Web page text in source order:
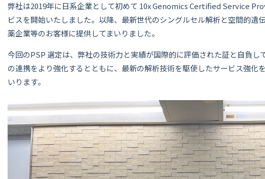
弊社は2019年に日系企業として初めて 10x Genomics Certified Service
ビスを開始いたしました。以降、最新世代のシングルセル解析と空間的遺
薬企業等のお客様に提供してまいりました。
今回のPSP 選定は、弊社の技術力と実績が国際的に評価された証と自負し
の連携をより強化するとともに、最新の解析技術を駆使したサービス強化
いります。